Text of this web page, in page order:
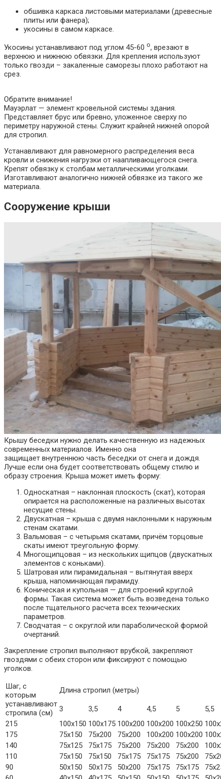
обшивка каркаса листовыми материалами (древесные
плиты или фанера);
укосины в самом каркасе.
Укосины устанавливают под углом 45-60 о, врезают в
верхнюю и нижнюю обвязки. Для крепления используют
только гвозди – закаленные саморезы плохо работают на
срез.
Обратите внимание!
Мауэрлат — элемент кровельной системы здания.
Представляет брус или бревно, уложенное сверху по
периметру наружной стены. Служит крайней нижней опорой
для стропил.
Устанавливают для равномерного распределения веса
кровли и снижения нагрузки от наапливающегося снега.
Крепят обвязку к столбам металлическими уголками.
Изготавливают аналогично нижней обвязке из такого же
материала.
Сооружение крыши
Крышу беседки нужно делать качественную из надежных
современных материалов. Именно она
защищает внутреннюю часть беседки от снега и дождя.
Лучше если она будет соответствовать общему стилю и
образу строения. Крыша может иметь форму:
Односкатная – наклонная плоскость (скат), которая
опирается на расположенные на различных высотах
несущие стены.
Двускатная – крыша с двумя наклонными к наружным
стенам скатами.
Вальмовая – с четырьмя скатами, причём торцовые
скаты имеют треугольную форму.
Многощипцовая – из нескольких щипцов (двускатных
элементов с коньками).
Шатровая или пирамидальная – вытянутая вверх
крыша, напоминающая пирамиду.
Коническая и купольная — для строений круглой
формы. Такая система может быть возведена только
после тщательного расчета всех технических
параметров.
Сводчатая – с округлой или параболической формой
очертаний.
Закрепление стропил выполняют врубкой, закрепляют
гвоздями с обеих сторон или фиксируют с помощью
уголков.
Шаг, с
которым
устанавливают
стропила (см)
Длина стропил (метры)
3 3,5 4 4,5 5
5,5
215
100х150 100х175 100х200 100х200 100х250
175
75х150 75х200 75х200 100х200 100х200
140
75х125 75х175 75х200 75х200 75х200
110
75х150 75х150 75х175 75х175 75х200
90
50х150 50х175 50х200 75х175 75х175